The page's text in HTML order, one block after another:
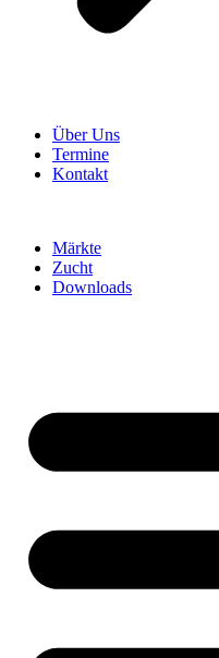
Über Uns
Termine
Kontakt
Märkte
Zucht
Downloads